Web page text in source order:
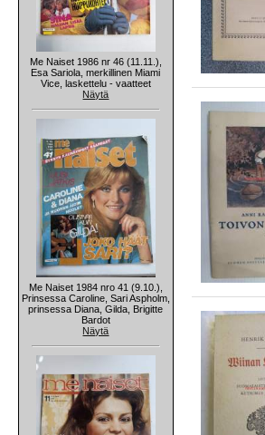
Me Naiset 1986 nr 46 (11.11.),
Esa Sariola, merkillinen Miami
Vice, laskettelu - vaatteet
Näytä
Me Naiset 1984 nro 41 (9.10.),
Prinsessa Caroline, Sari Aspholm,
prinsessa Diana, Gilda, Brigitte
Bardot
Näytä